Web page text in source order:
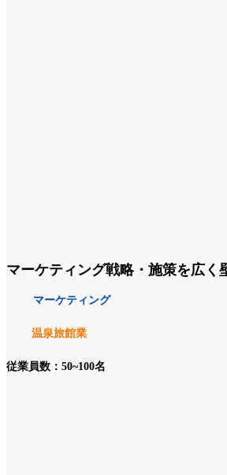
マーケティング戦略・施策を広く
マーケティング
温泉旅館業
従業員数：50~100名